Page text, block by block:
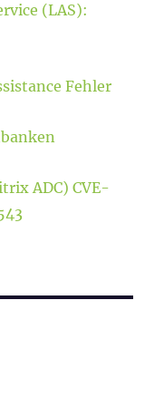
(LAS):
Fehler
ADC) CVE-